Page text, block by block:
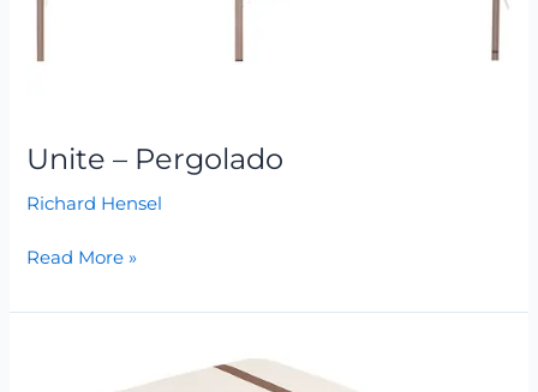
Unite – Pergolado
Richard Hensel
Read More »